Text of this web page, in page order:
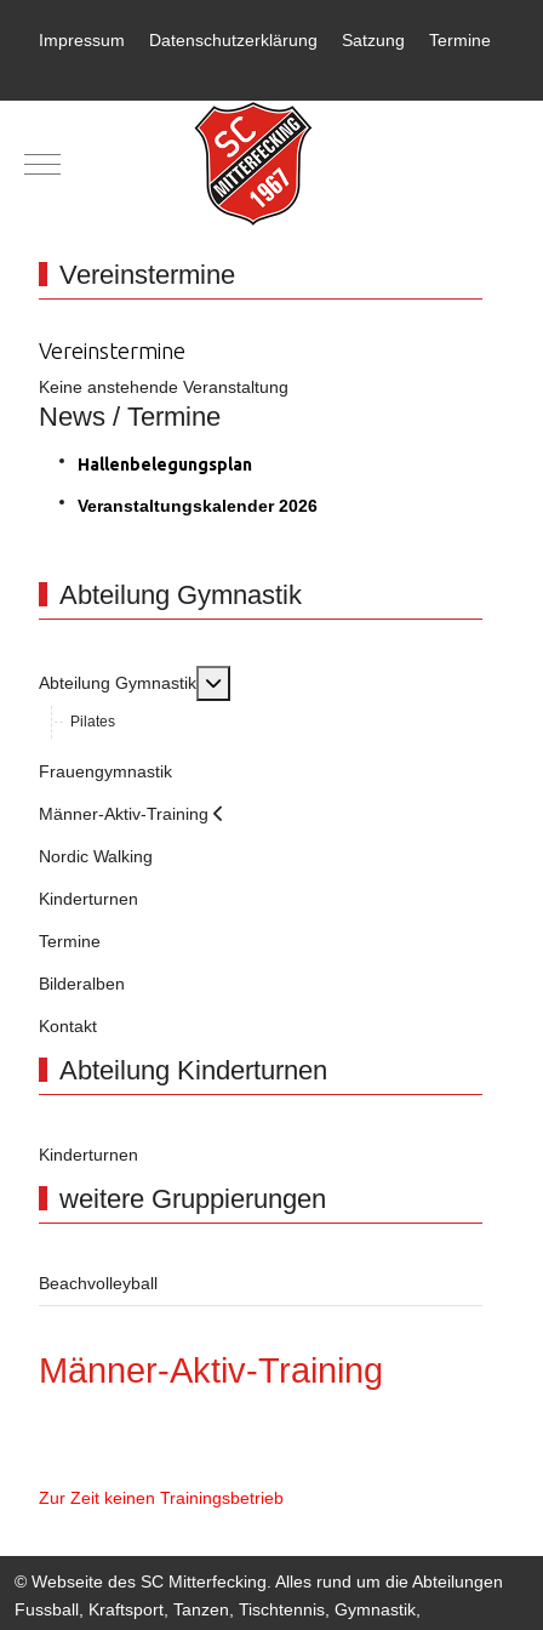
Impressum Datenschutzerklärung Satzung Termine
Mobile Menu Toggle
Vereinstermine
Vereinstermine
Keine anstehende Veranstaltung
News / Termine
Hallenbelegungsplan
Veranstaltungskalender 2026
Abteilung Gymnastik
Abteilung Gymnastik
Pilates
Frauengymnastik
Männer-Aktiv-Training
Nordic Walking
Kinderturnen
Termine
Bilderalben
Kontakt
Abteilung Kinderturnen
Kinderturnen
weitere Gruppierungen
Beachvolleyball
Männer-Aktiv-Training
Zur Zeit keinen Trainingsbetrieb
© Webseite des SC Mitterfecking. Alles rund um die Abteilungen
Fussball, Kraftsport, Tanzen, Tischtennis, Gymnastik,